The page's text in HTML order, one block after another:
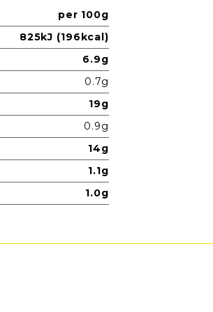
per 100g
825kJ (196kcal)
6.9g
0.7g
19g
0.9g
14g
1.1g
1.0g